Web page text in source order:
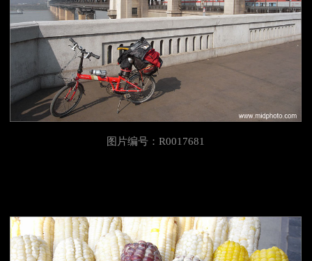
图片编号：R0017681